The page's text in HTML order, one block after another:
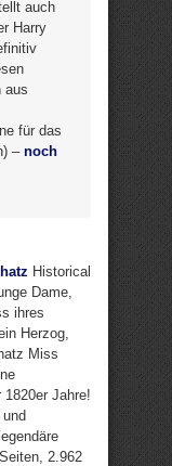
auch
Harry
aus
für das
– noch
Historical
Dame,
ihres
Herzog,
Miss
Jahre!
2.962